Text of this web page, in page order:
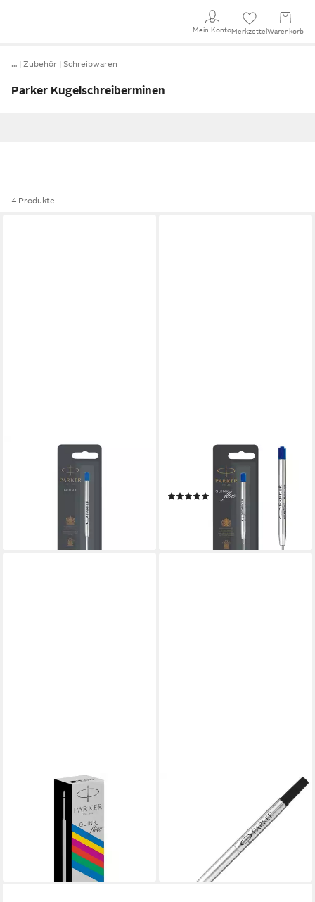
Mein KontoMerkzettel Warenkorb
… Zubehör Schreibwaren
Parker Kugelschreiberminen
4 Produkte
Kugelschreiber
Kugelschreibermine QUINK -
dokumentenecht B blau.
lieferbar - in 3-4 Werktagen bei dir
PARK AUTHORITY BY K1X
Quinkflow M Tintenpatrone
(1-tlg., farbe)
(1)
lieferbar - in 8-10 Werktagen bei
Kugelschreibermine
QUINKflow Basic 1er M -
Kugelschreibermine - schwarz
lieferbar - in 3-4 Werktagen bei dir
Rollerballmine Z41 1 Stk. -
Ersatzmine - schwarz
lieferbar - in 5-6 Werktagen bei dir